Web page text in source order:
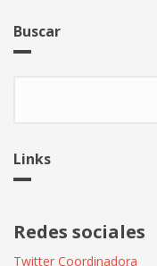
Buscar
Links
Redes sociales
Twitter Coordinadora